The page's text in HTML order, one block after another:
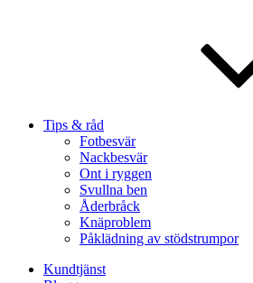
Tips & råd
Fotbesvär
Nackbesvär
Ont i ryggen
Svullna ben
Åderbråck
Knäproblem
Påklädning av stödstrumpor
Kundtjänst